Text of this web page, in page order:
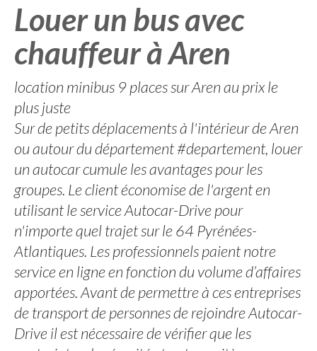
Louer un bus avec
chauffeur à Aren
location minibus 9 places sur Aren au prix le
plus juste
Sur de petits déplacements à l'intérieur de Aren
ou autour du département #departement, louer
un autocar cumule les avantages pour les
groupes. Le client économise de l'argent en
utilisant le service Autocar-Drive pour
n'importe quel trajet sur le 64 Pyrénées-
Atlantiques. Les professionnels paient notre
service en ligne en fonction du volume d’affaires
apportées. Avant de permettre à ces entreprises
de transport de personnes de rejoindre Autocar-
Drive il est nécessaire de vérifier que les